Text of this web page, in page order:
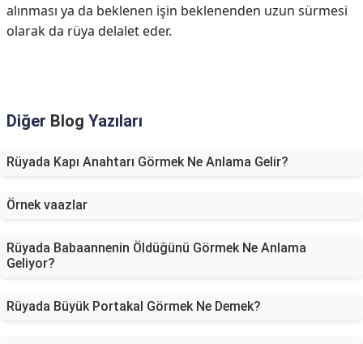
alınması ya da beklenen işin beklenenden uzun sürmesi
olarak da rüya delalet eder.
Diğer Blog Yazıları
Rüyada Kapı Anahtarı Görmek Ne Anlama Gelir?
Örnek vaazlar
Rüyada Babaannenin Öldüğünü Görmek Ne Anlama
Geliyor?
Rüyada Büyük Portakal Görmek Ne Demek?